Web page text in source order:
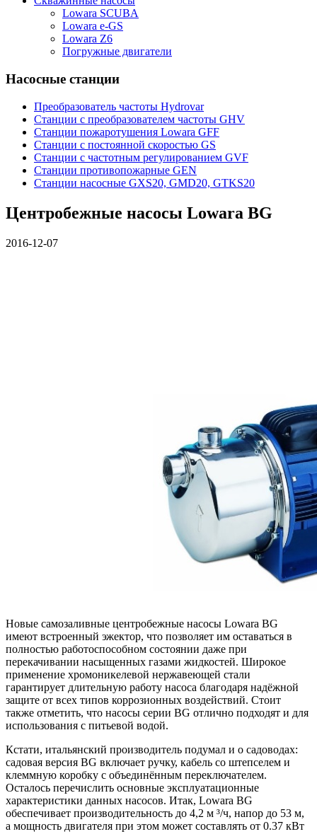
Lowara SCUBA
Lowara e-GS
Lowara Z6
Погружные двигатели
Насосные станции
Преобразователь частоты Hydrovar
Станции с преобразователем частоты GHV
Станции пожаротушения Lowara GFF
Станции с постоянной скоростью GS
Станции с частотным регулированием GVF
Станции противопожарные GEN
Станции насосные GXS20, GMD20, GTKS20
Центробежные насосы Lowara BG
2016-12-07
Новые самозаливные центробежные насосы Lowara BG
имеют встроенный эжектор, что позволяет им оставаться в
полностью работоспособном состоянии даже при
перекачивании насыщенных газами жидкостей. Широкое
применение хромоникелевой нержавеющей стали
гарантирует длительную работу насоса благодаря надёжной
защите от всех типов коррозионных воздействий. Стоит
также отметить, что насосы серии BG отлично подходят и для
использования с питьевой водой.
Кстати, итальянский производитель подумал и о садоводах:
садовая версия BG включает ручку, кабель со штепселем и
клеммную коробку с объединённым переключателем.
Осталось перечислить основные эксплуатационные
характеристики данных насосов. Итак, Lowara BG
обеспечивает производительность до 4,2 м ³/ч, напор до 53 м,
а мощность двигателя при этом может составлять от 0.37 кВт